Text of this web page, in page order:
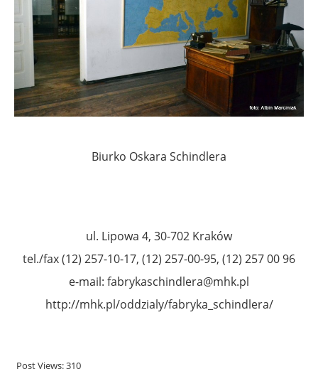
Biurko Oskara Schindlera
ul. Lipowa 4, 30-702 Kraków
tel./fax (12) 257-10-17, (12) 257-00-95, (12) 257 00 96
e-mail: fabrykaschindlera@mhk.pl
http://mhk.pl/oddzialy/fabryka_schindlera/
Post Views:310